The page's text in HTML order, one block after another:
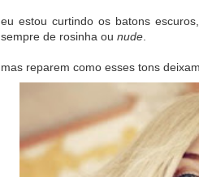
eu estou curtindo os batons
sempre de rosinha ou nude
mas reparem como esses tons